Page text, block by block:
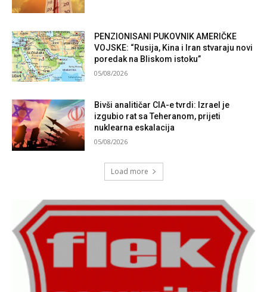
PENZIONISANI PUKOVNIK AMERIČKE
VOJSKE: “Rusija, Kina i Iran stvaraju novi
poredak na Bliskom istoku”
05/08/2026
Bivši analitičar CIA-e tvrdi: Izrael je
izgubio rat sa Teheranom, prijeti
nuklearna eskalacija
05/08/2026
Load more